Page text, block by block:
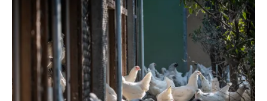
始調降，這一波缺蛋危機似乎已經度過。不過，蛋雞產業
許多長期存在的困境，仍需要面對與改善，雞糞就是難解
的問題之一。每年雞糞超過200萬噸 處理成本越來越高以
前生雞糞，都是直接賣給農民當肥料，不過，雞糞孳生蚊
蟲臭味髒亂等造成許多環境問題。2002年後《農業事業廢
棄物再利用管理辦法》規定，生雞糞不能直接作為肥料，
必須經過處理。不過，多年以來，雞農合法處理雞糞的比